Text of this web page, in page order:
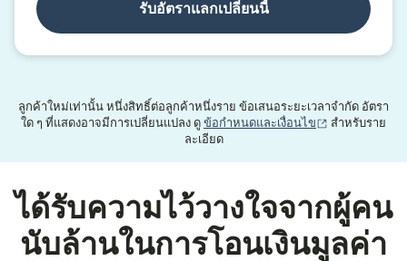
รับอัตราแลกเปลี่ยนนี้
ลูกค้าใหม่เท่านั้น หนึ่งสิทธิ์ต่อลูกค้าหนึ่งราย ข้อเสนอระยะเวลาจำกัด อัตรา
ใด ๆ ที่แสดงอาจมีการเปลี่ยนแปลง ดู ข้อกำหนดและเงื่อนไข (เปิดในหน้าต่า
สำหรับราย
ละเอียด
ได้รับความไว้วางใจจากผู้คน
นับล้านในการโอนเงินมูลค่า